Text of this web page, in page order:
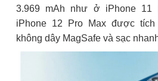
3.969 mAh như ở iPhone 11
iPhone 12 Pro Max được
không dây MagSafe và sạc